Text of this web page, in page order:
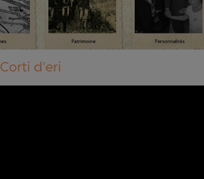
Corti d'eri